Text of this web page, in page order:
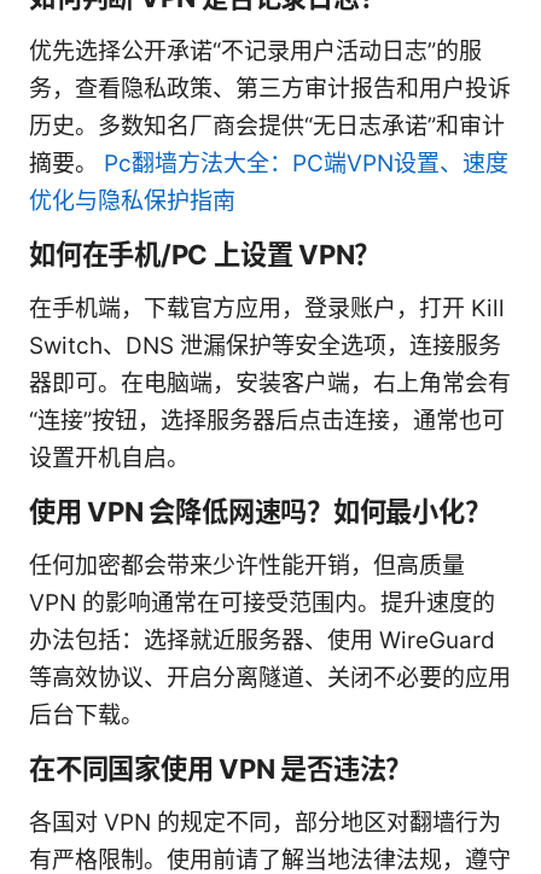
优先选择公开承诺“不记录用户活动日志”的服
务，查看隐私政策、第三方审计报告和用户投诉
历史。多数知名厂商会提供“无日志承诺”和审计
摘要。 Pc翻墙方法大全：PC端VPN设置、速度
优化与隐私保护指南
如何在手机/PC 上设置 VPN？
在手机端，下载官方应用，登录账户，打开 Kill
Switch、DNS 泄漏保护等安全选项，连接服务
器即可。在电脑端，安装客户端，右上角常会有
“连接”按钮，选择服务器后点击连接，通常也可
设置开机自启。
使用 VPN 会降低网速吗？如何最小化？
任何加密都会带来少许性能开销，但高质量
VPN 的影响通常在可接受范围内。提升速度的
办法包括：选择就近服务器、使用 WireGuard
等高效协议、开启分离隧道、关闭不必要的应用
后台下载。
在不同国家使用 VPN 是否违法？
各国对 VPN 的规定不同，部分地区对翻墙行为
有严格限制。使用前请了解当地法律法规，遵守